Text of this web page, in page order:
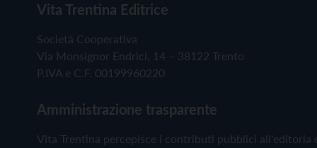
Vita Trentina Editrice
Società Cooperativa
Via Monsignor Endrici, 14 – 38122 Trento
P.IVA e C.F. 00199960220
Amministrazione trasparente
Vita Trentina percepisce i contributi pubblici all'editoria